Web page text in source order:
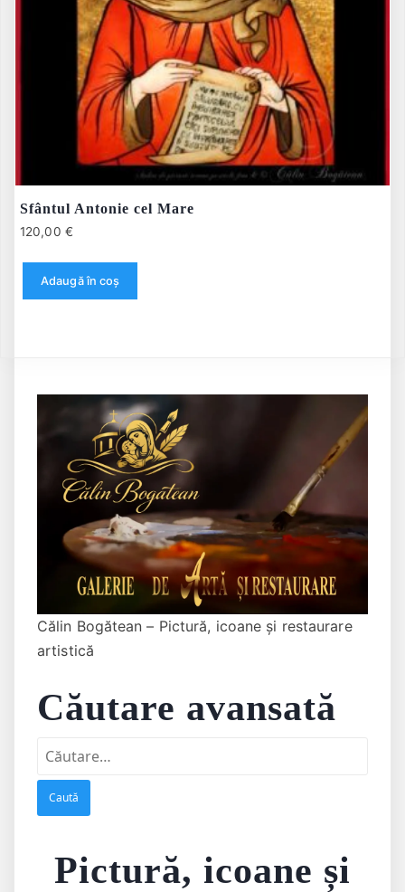
Sfântul Antonie cel Mare
120,00 €
Adaugă în coș
Călin Bogătean – Pictură, icoane și restaurare
artistică
Căutare avansată
Caută
Pictură, icoane și